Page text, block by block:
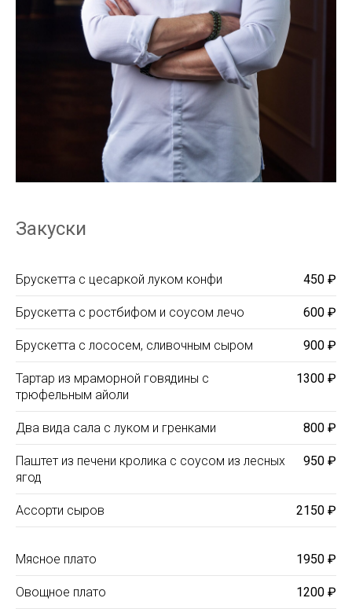
Закуски
Брускетта с цеcаркой луком конфи 450 ₽
Брускетта с ростбифом и соусом лечо 600 ₽
Брускетта с лососем, сливочным сыром 900 ₽
Тартар из мраморной говядины с
трюфельным айоли
1300 ₽
Два вида сала с луком и гренками 800 ₽
Паштет из печени кролика с соусом из лесных
ягод
950 ₽
Ассорти сыров 2150 ₽
Мясное плато 1950 ₽
Овощное плато 1200 ₽